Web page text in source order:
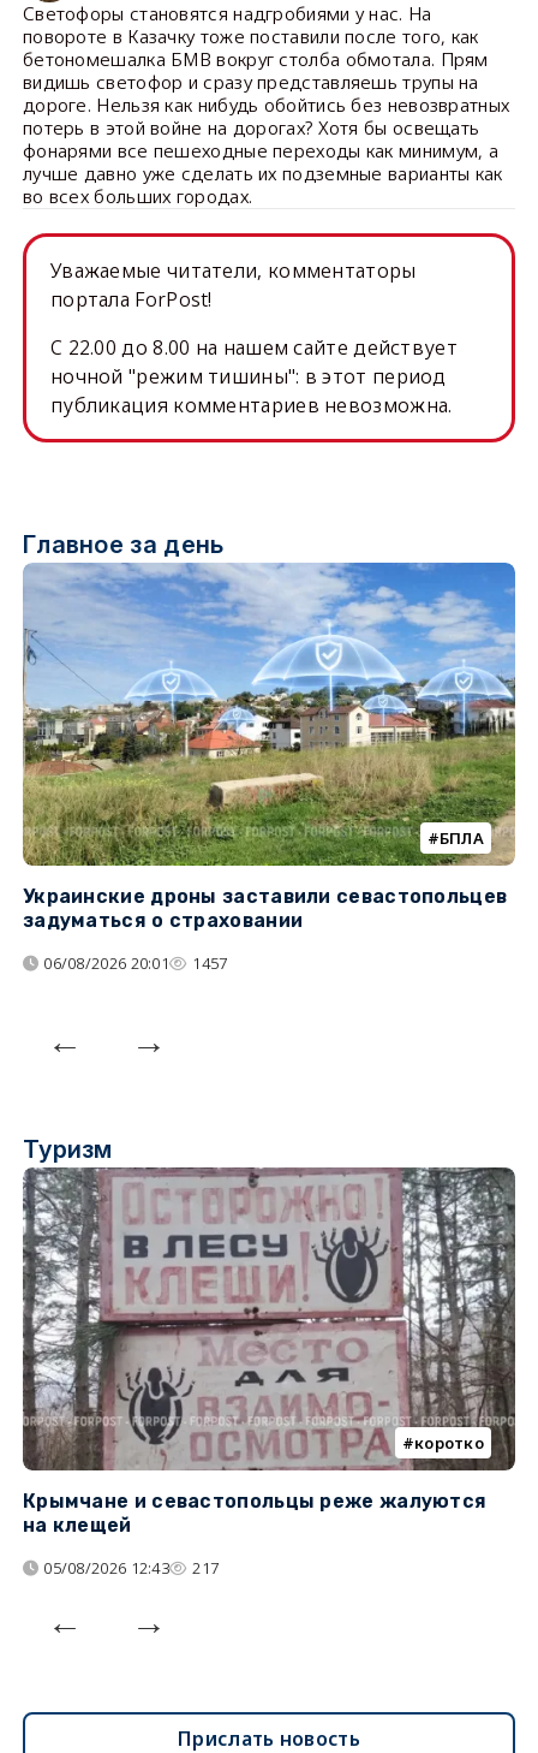
Светофоры становятся надгробиями у нас. На
повороте в Казачку тоже поставили после того, как
бетономешалка БМВ вокруг столба обмотала. Прям
видишь светофор и сразу представляешь трупы на
дороге. Нельзя как нибудь обойтись без невозвратных
потерь в этой войне на дорогах? Хотя бы освещать
фонарями все пешеходные переходы как минимум, а
лучше давно уже сделать их подземные варианты как
во всех больших городах.
Уважаемые читатели, комментаторы
портала ForPost!
C 22.00 до 8.00 на нашем сайте действует
ночной "режим тишины": в этот период
публикация комментариев невозможна.
Главное за день
БПЛА
Украинские дроны заставили севастопольцев
задуматься о страховании
06/08/2026 20:01 1457
Туризм
коротко
Крымчане и севастопольцы реже жалуются
на клещей
05/08/2026 12:43 217
Прислать новость